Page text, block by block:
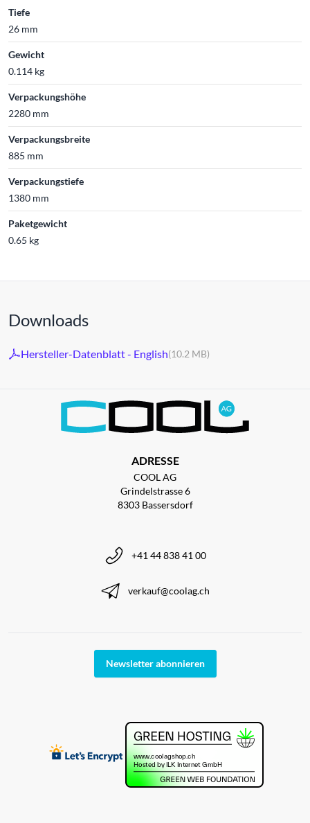
Tiefe
26 mm
Gewicht
0.114 kg
Verpackungshöhe
2280 mm
Verpackungsbreite
885 mm
Verpackungstiefe
1380 mm
Paketgewicht
0.65 kg
Downloads
Hersteller-Datenblatt - English(10.2 MB)
ADRESSE
COOL AG
Grindelstrasse 6
8303 Bassersdorf
+41 44 838 41 00
verkauf@coolag.ch
Newsletter abonnieren